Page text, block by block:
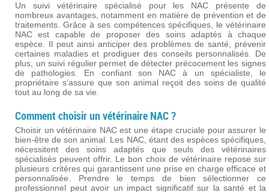
Un suivi vétérinaire spécialisé pour les NAC présente de
nombreux avantages, notamment en matière de prévention et de
traitements. Grâce à ses compétences spécifiques, le vétérinaire
NAC est capable de proposer des soins adaptés à chaque
espèce. Il peut ainsi anticiper des problèmes de santé, prévenir
certaines maladies et prodiguer des conseils personnalisés. De
plus, un suivi régulier permet de détecter précocement les signes
de pathologies. En confiant son NAC à un spécialiste, le
propriétaire s’assure que son animal reçoit des soins de qualité
tout au long de sa vie.
Comment choisir un vétérinaire NAC ?
Choisir un vétérinaire NAC est une étape cruciale pour assurer le
bien-être de son animal. Les NAC, étant des espèces spécifiques,
nécessitent des soins adaptés que seuls des vétérinaires
spécialisés peuvent offrir. Le bon choix de vétérinaire repose sur
plusieurs critères qui garantissent une prise en charge efficace et
personnalisée. Prendre le temps de bien sélectionner ce
professionnel peut avoir un impact significatif sur la santé et la